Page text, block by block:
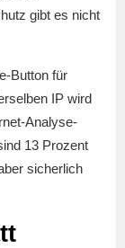
gibt es nicht
Button für
IP wird
Analyse-
13 Prozent
sicherlich